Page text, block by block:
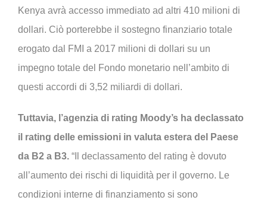
Kenya avrà accesso immediato ad altri 410 milioni di
dollari. Ciò porterebbe il sostegno finanziario totale
erogato dal FMI a 2017 milioni di dollari su un
impegno totale del Fondo monetario nell’ambito di
questi accordi di 3,52 miliardi di dollari.
Tuttavia, l’agenzia di rating Moody’s ha declassato
il rating delle emissioni in valuta estera del Paese
da B2 a B3.“Il declassamento del rating è dovuto
all’aumento dei rischi di liquidità per il governo. Le
condizioni interne di finanziamento si sono